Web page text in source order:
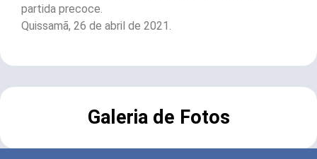
partida precoce.
Quissamã, 26 de abril de 2021.
Galeria de Fotos